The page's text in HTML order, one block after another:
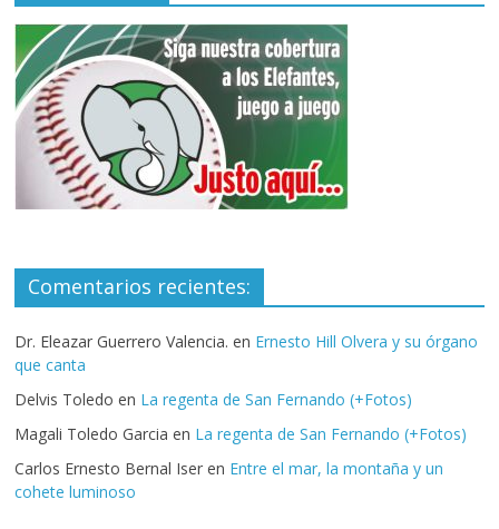
Comentarios recientes:
Dr. Eleazar Guerrero Valencia. en Ernesto Hill Olvera y su órgano
que canta
Delvis Toledo en La regenta de San Fernando (+Fotos)
Magali Toledo Garcia en La regenta de San Fernando (+Fotos)
Carlos Ernesto Bernal Iser en Entre el mar, la montaña y un
cohete luminoso